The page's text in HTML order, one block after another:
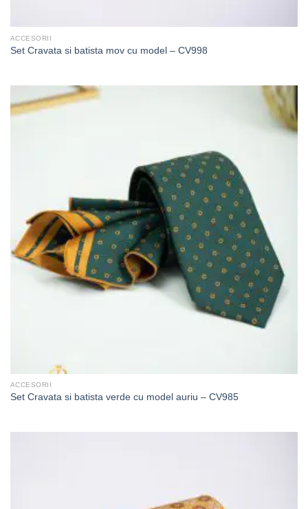
ACCESORII
Set Cravata si batista mov cu model – CV998
ACCESORII
Set Cravata si batista verde cu model auriu – CV985